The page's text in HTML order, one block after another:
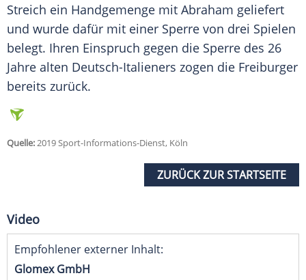
Streich ein Handgemenge mit Abraham geliefert
und wurde dafür mit einer Sperre von drei Spielen
belegt. Ihren Einspruch gegen die Sperre des 26
Jahre alten Deutsch-Italieners zogen die Freiburger
bereits zurück.
Quelle:2019 Sport-Informations-Dienst, Köln
ZURÜCK ZUR STARTSEITE
Video
Empfohlener externer Inhalt:
Glomex GmbH